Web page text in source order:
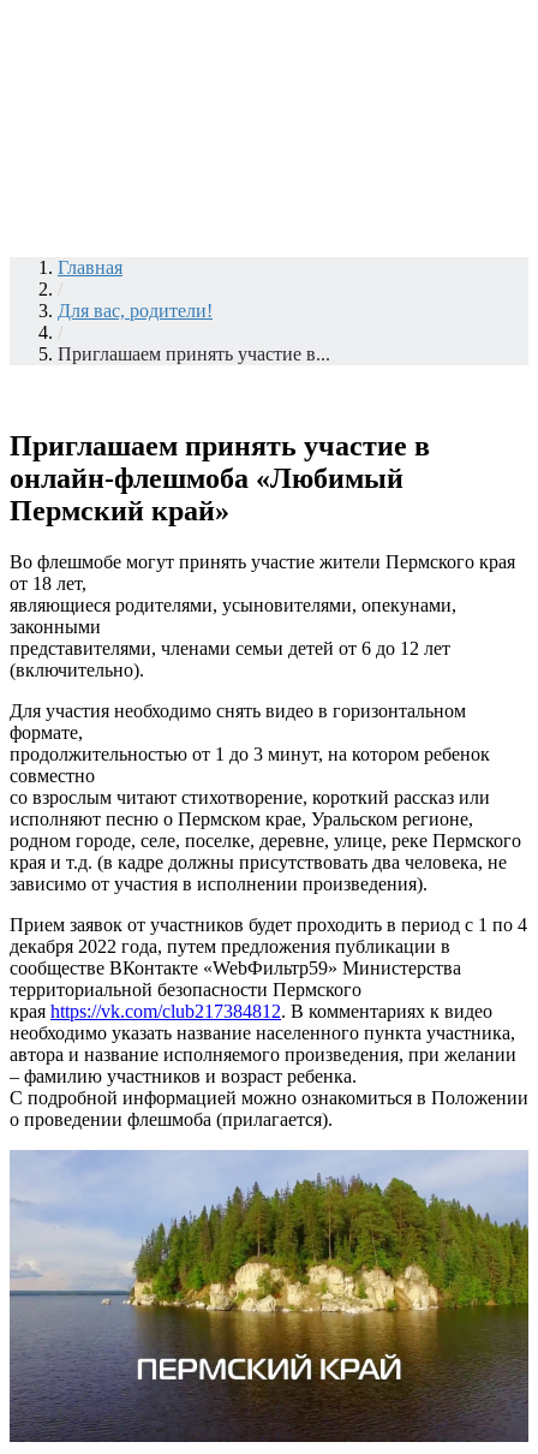
Главная
/
Для вас, родители!
/
Приглашаем принять участие в...
Приглашаем принять участие в
онлайн-флешмоба «Любимый
Пермский край»
Во флешмобе могут принять участие жители Пермского края
от 18 лет,
являющиеся родителями, усыновителями, опекунами,
законными
представителями, членами семьи детей от 6 до 12 лет
(включительно).
Для участия необходимо снять видео в горизонтальном
формате,
продолжительностью от 1 до 3 минут, на котором ребенок
совместно
со взрослым читают стихотворение, короткий рассказ или
исполняют песню о Пермском крае, Уральском регионе,
родном городе, селе, поселке, деревне, улице, реке Пермского
края и т.д. (в кадре должны присутствовать два человека, не
зависимо от участия в исполнении произведения).
Прием заявок от участников будет проходить в период с 1 по 4
декабря 2022 года, путем предложения публикации в
сообществе ВКонтакте «WebФильтр59» Министерства
территориальной безопасности Пермского
края https://vk.com/club217384812. В комментариях к видео
необходимо указать название населенного пункта участника,
автора и название исполняемого произведения, при желании
– фамилию участников и возраст ребенка.
С подробной информацией можно ознакомиться в Положении
о проведении флешмоба (прилагается).